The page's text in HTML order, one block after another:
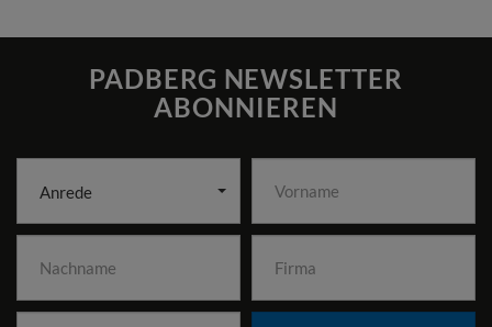
PADBERG NEWSLETTER
ABONNIEREN
Anrede